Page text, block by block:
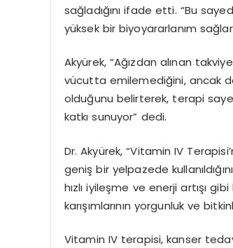
sağladığını ifade etti. “Bu
yüksek bir biyoyararlanım
Akyürek, “Ağızdan alınan
vücutta emilemediğini, ancak
olduğunu belirterek, terapi
katkı sunuyor” dedi.
Dr. Akyürek, “Vitamin IV
geniş bir yelpazede
hızlı iyileşme ve enerji artışı
karışımlarının yorgunluk ve
Vitamin IV terapisi, kanser